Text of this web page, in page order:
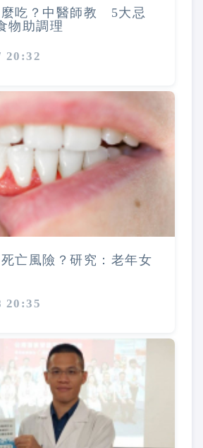
吃？中醫師教 5大忌
物助調理
20:32
亡風險？研究：老年女
20:35